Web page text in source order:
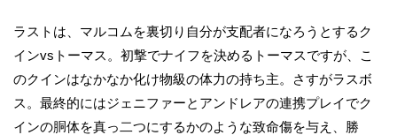
ラストは、マルコムを裏切り自分が支配者になろうとするク
インvsトーマス。初撃でナイフを決めるトーマスですが、こ
のクインはなかなか化け物級の体力の持ち主。さすがラスボ
ス。最終的にはジェニファーとアンドレアの連携プレイでク
インの胴体を真っ二つにするかのような致命傷を与え、勝